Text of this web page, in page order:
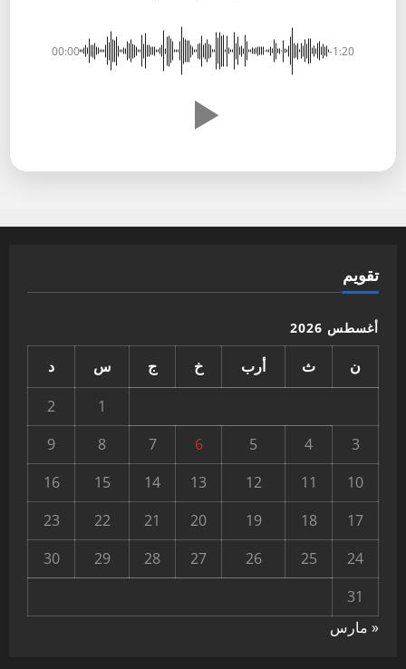
00:00 -1:20
تقويم
أغسطس 2026
ن ث أرب خ ج س
د
1
2
3
4
5
6
7
8
9
10
11
12
13
14
15
16
17
18
19
20
21
22
23
24
25
26
27
28
29
30
31
« مارس